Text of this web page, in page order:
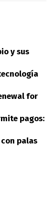
y sus
for
pagos:
palas